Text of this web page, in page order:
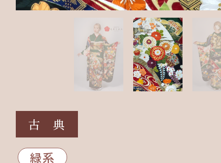
古 典
緑系